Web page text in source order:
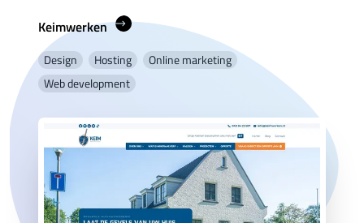
Keimwerken
Design Hosting
Online marketing
Web development